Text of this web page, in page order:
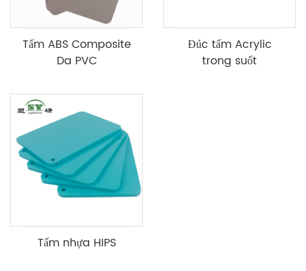
Tấm ABS Composite
Da PVC
Đúc tấm Acrylic
trong suốt
Tấm nhựa HIPS